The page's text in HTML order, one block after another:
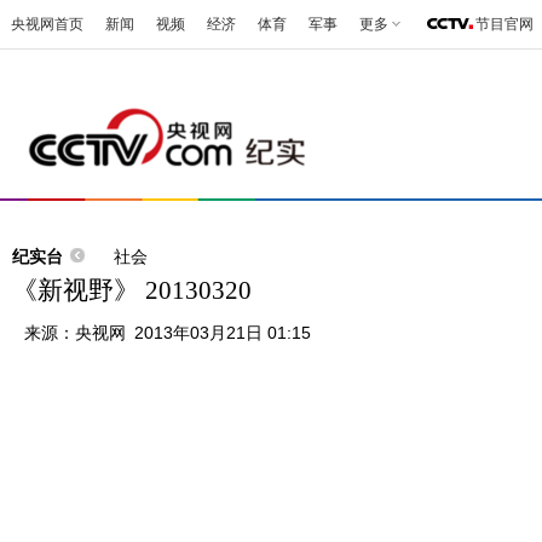
央视网首页 新闻 视频 经济 体育 军事 更多 节目官网
纪实台 社会
《新视野》 20130320
来源： 央视网 2013年03月21日 01:15